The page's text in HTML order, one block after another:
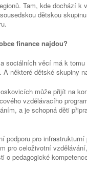
Tam, kde dochází
dětskou
finance najdou?
sociálních věcí má k
některé dětské skupiny
může přijít na
vzdělávacího
a je schopná děti
podporu pro
pro celoživotní
o pedagogické